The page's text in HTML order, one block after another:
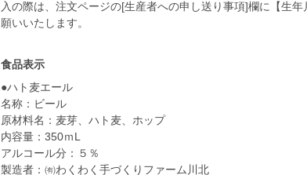
入の際は、注文ページの[生産者への申し送り事項]欄に【生
食品表示
●ハト麦エール
名称：ビール
原材料名：麦芽、ハト麦、ホップ
内容量：350ｍL
アルコール分：５％
製造者：㈲わくわく手づくりファーム川北